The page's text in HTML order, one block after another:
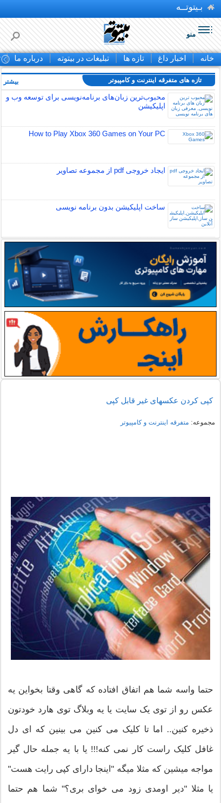
بـیتوتــه
منو
خانه اخبار داغ تازه ها تبلیغات در بیتوته درباره ما
تازه های متفرقه اينترنت و كامپيوتر
محبوب‌ترین زبان‌های برنامه‌نویسی برای توسعه وب و
اپلیکیشن
How to Play Xbox 360 Games on Your PC
ایجاد خروجی pdf از مجموعه تصاویر
ساخت اپلیکیشن بدون برنامه نویسی
بیشتر
کپی کردن عکسهای غیر قابل کپی
مجموعه: متفرقه اينترنت و كامپيوتر
حتما واسه شما هم اتفاق افتاده که گاهی وقتا بخواین یه
عکس رو از توی یک سایت یا یه وبلاگ توی هارد خودتون
ذخیره کنین.. اما تا کلیک می کنین می بینین که ای دل
غافل کلیک راست کار نمی کنه!!! یا با یه جمله حال گیر
مواجه میشین که مثلا میگه "اینجا دارای کپی رایت هست"
یا مثلا "دیر اومدی زود می خوای بری؟" شما هم حتما